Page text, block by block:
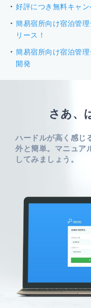
好評につき無料キャ
簡易宿所向け宿泊管
リース！
簡易宿所向け宿泊管
開発
さあ、
ハードルが高く感じ
外と簡単。 マニュア
してみましょう。